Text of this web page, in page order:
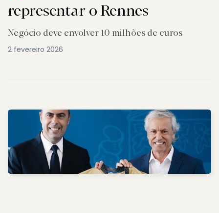
representar o Rennes
Negócio deve envolver 10 milhões de euros
2 fevereiro 2026